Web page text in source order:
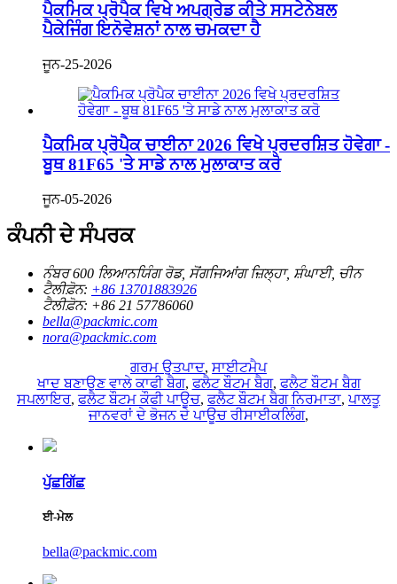
ਪੈਕਮਿਕ ਪ੍ਰੋਪੈਕ ਵਿਖੇ ਅਪਗ੍ਰੇਡ ਕੀਤੇ ਸਸਟੇਨੇਬਲ
ਪੈਕੇਜਿੰਗ ਇਨੋਵੇਸ਼ਨਾਂ ਨਾਲ ਚਮਕਦਾ ਹੈ
ਜੂਨ-25-2026
ਪੈਕਮਿਕ ਪ੍ਰੋਪੈਕ ਚਾਈਨਾ 2026 ਵਿਖੇ ਪ੍ਰਦਰਸ਼ਿਤ ਹੋਵੇਗਾ -
ਬੂਥ 81F65 'ਤੇ ਸਾਡੇ ਨਾਲ ਮੁਲਾਕਾਤ ਕਰੋ
ਜੂਨ-05-2026
ਕੰਪਨੀ ਦੇ ਸੰਪਰਕ
ਨੰਬਰ 600 ਲਿਆਨਯਿੰਗ ਰੋਡ, ਸੋਂਗਜਿਆਂਗ ਜ਼ਿਲ੍ਹਾ, ਸ਼ੰਘਾਈ, ਚੀਨ
ਟੈਲੀਫ਼ੋਨ: +86 13701883926
ਟੈਲੀਫ਼ੋਨ: +86 21 57786060
bella@packmic.com
nora@packmic.com
ਗਰਮ ਉਤਪਾਦ, ਸਾਈਟਮੈਪ
ਖਾਦ ਬਣਾਉਣ ਵਾਲੇ ਕਾਫੀ ਬੈਗ,ਫਲੈਟ ਬੌਟਮ ਬੈਗ,ਫਲੈਟ ਬੌਟਮ ਬੈਗ
ਸਪਲਾਇਰ,ਫਲੈਟ ਬੌਟਮ ਕੌਫੀ ਪਾਊਚ,ਫਲੈਟ ਬੌਟਮ ਬੈਗ ਨਿਰਮਾਤਾ,ਪਾਲਤੂ
ਜਾਨਵਰਾਂ ਦੇ ਭੋਜਨ ਦੇ ਪਾਊਚ ਰੀਸਾਈਕਲਿੰਗ,
ਪੁੱਛਗਿੱਛ
ਈ-ਮੇਲ
bella@packmic.com